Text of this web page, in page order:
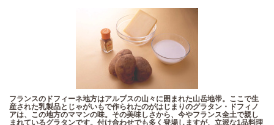
フランスのドフィーネ地方はアルプスの山々に囲まれた山岳地帯。ここで生
産された乳製品とじゃがいもで作られたのがはじまりのグラタン・ドフィノ
アは、この地方のママンの味。その美味しさから、今やフランス全土で親し
まれているグラタンです。付け合わせでも多く登場しますが、立派な1品料理